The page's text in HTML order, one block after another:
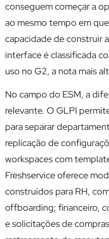
conseguem começar a
ao mesmo tempo em
capacidade de construir
interface é classificada
uso no G2, a nota mais
No campo do ESM, a
relevante. O GLPI
para separar
replicação de
workspaces com
Freshservice oferece
construídos para RH,
offboarding; financeiro,
e solicitações de